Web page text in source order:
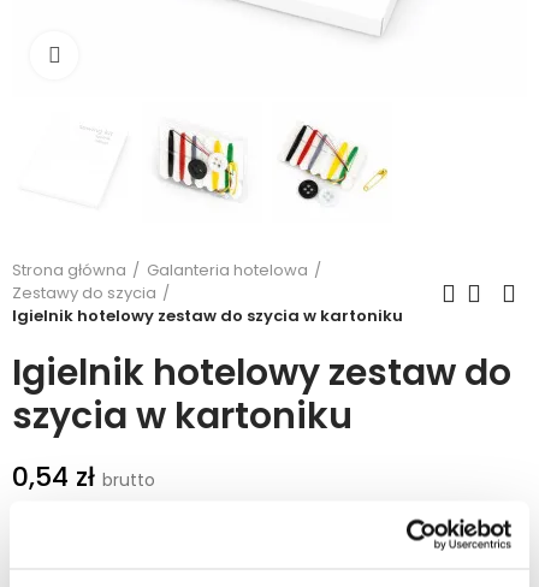
Strona główna
Galanteria hotelowa
Zestawy do szycia
Igielnik hotelowy zestaw do szycia w kartoniku
Igielnik hotelowy zestaw do
szycia w kartoniku
0,54 zł